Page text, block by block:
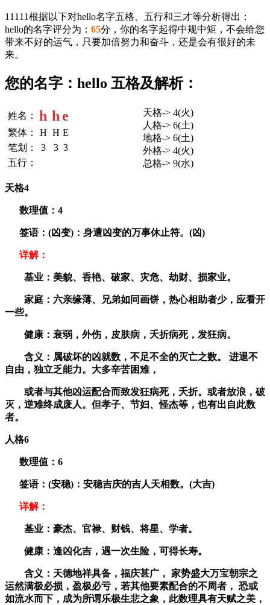
11111根据以下对hello名字五格、五行和三才等分析得出：
hello的名字评分为： 65分，你的名字起得中规中矩，不会给您
带来不好的运气，只要加倍努力和奋斗，还是会有很好的未
来。
您的名字：hello 五格及解析：
姓名： h he
繁体： H H E
笔划：
3 3 3
五行：
天格-> 4(火)
人格-> 6(土)
地格-> 6(土)
外格-> 4(火)
总格-> 9(水)
天格4
数理值： 4
签语：(凶变)：身遭凶变的万事休止符。(凶)
详解：
基业：美貌、香艳、破家、灾危、劫财、损家业。
家庭：六亲缘薄、兄弟如同画饼，热心相助者少，应看开
一些。
健康：衰弱，外伤，皮肤病，夭折病死，发狂病。
含义：属破坏的凶就数，不足不全的灭亡之数。 进退不
自由，独立乏能力。大多辛苦困难，
或者与其他凶运配合而致发狂病死，夭折。或者放浪，破
灭，逆难终成废人。但孝子、节妇、怪杰等，也有出自此数
者。
人格6
数理值： 6
签语：(安稳)：安稳吉庆的吉人天相数。(大吉)
详解：
基业：豪杰、官禄、财钱、将星、学者。
健康：逢凶化吉，遇一次生险，可得长寿。
含义：天德地祥具备，福庆甚广， 家势盛大万宝朝宗之
运然满极必损，盈极必亏，若其他要素配合的不周者， 恐或
如流水而下，成为所谓乐极生悲之象，此数理具有天赋之美，